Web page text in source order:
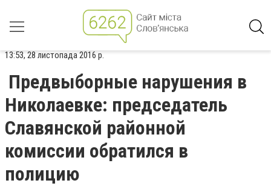
13:53, 28 листопада 2016 р.
Предвыборные нарушения в
Николаевке: председатель
Славянской районной
комиссии обратился в
полицию